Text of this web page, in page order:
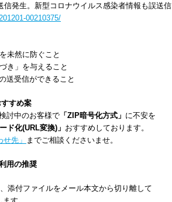
発生。新型コロナウイルス感染者情報も誤送信
00210375/
未然に防ぐこと
き」を与えること
送受信ができること
すめ案
討中のお客様で 「ZIP暗号化方式」 に不安を
ド化(URL変換)」 おすすめしております。
先」 までご相談くださいませ。
用の推奨
付ファイルをメール本文から切り離して